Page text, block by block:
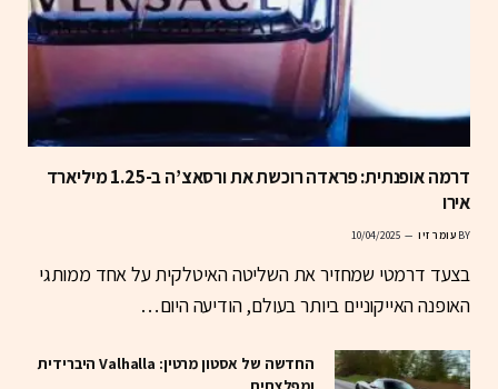
דרמה אופנתית: פראדה רוכשת את ורסאצ’ה ב-1.25 מיליארד
אירו
BY עומר זיו 10/04/2025
בצעד דרמטי שמחזיר את השליטה האיטלקית על אחד ממותגי
האופנה האייקוניים ביותר בעולם, הודיעה היום…
החדשה של אסטון מרטין: Valhalla היברידית